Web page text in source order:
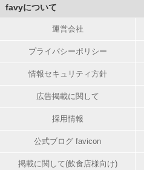
favyについて
運営会社
プライバシーポリシー
情報セキュリティ方針
広告掲載に関して
採用情報
公式ブログ favicon
掲載に関して(飲食店様向け)